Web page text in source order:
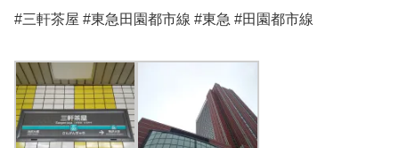
#三軒茶屋 #東急田園都市線 #東急 #田園都市線